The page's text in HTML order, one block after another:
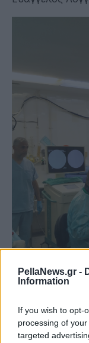
PellaNews.gr -
Information
If you wish to opt-
processing of
targeted